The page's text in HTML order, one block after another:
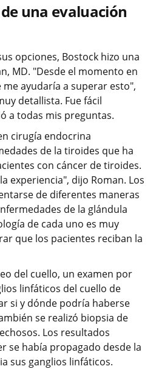
una evaluación
opciones, Bostock hizo una
MD. "Desde el momento en
ayudaría a superar esto",
detallista. Fue fácil
a todas mis preguntas.
cirugía endocrina
de la tiroides que ha
con cáncer de tiroides.
experiencia", dijo Roman. Los
de diferentes maneras
de la glándula
de cada uno es muy
que los pacientes reciban la
del cuello, un examen por
linfáticos del cuello de
si y dónde podría haberse
se realizó biopsia de
Los resultados
se había propagado desde la
sus ganglios linfáticos.